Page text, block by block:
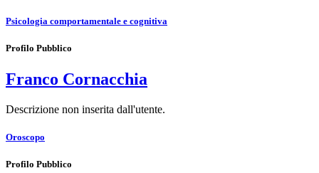
Psicologia comportamentale e cognitiva
Profilo Pubblico
Franco Cornacchia
Descrizione non inserita dall'utente.
Oroscopo
Profilo Pubblico